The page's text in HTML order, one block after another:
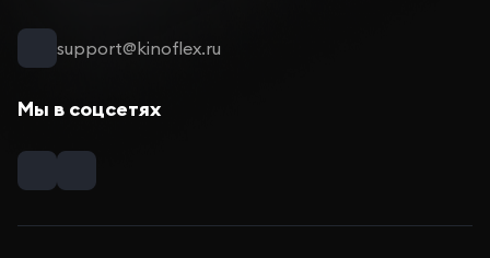
support@kinoflex.ru
Мы в соцсетях